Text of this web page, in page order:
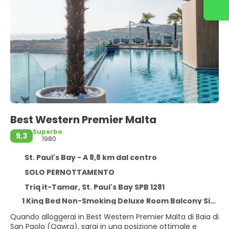
Best Western Premier Malta
9,3
Superbo
1980
St. Paul's Bay - A 8,8 km dal centro
SOLO PERNOTTAMENTO
Triq it-Tamar, St. Paul's Bay SPB 1281
1 King Bed Non-Smoking Deluxe Room Balcony Side Sea View Armchair
Quando alloggerai in Best Western Premier Malta di Baia di
San Paolo (Qawra), sarai in una posizione ottimale e